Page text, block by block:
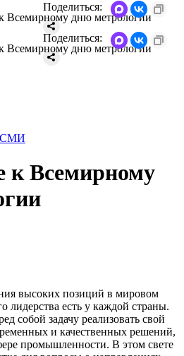
Всемирному дню метрологии
Поделиться:
Всемирному дню метрологии
Поделиться:
СМИ
к Всемирному
высоких позиций в мировом
лидерства есть у каждой страны.
собой задачу реализовать свой
и качественных решений,
промышленности. В этом свете